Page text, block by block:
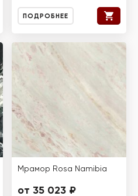
ПОДРОБНЕЕ
Мрамор Rosa Namibia
от 35 023 ₽